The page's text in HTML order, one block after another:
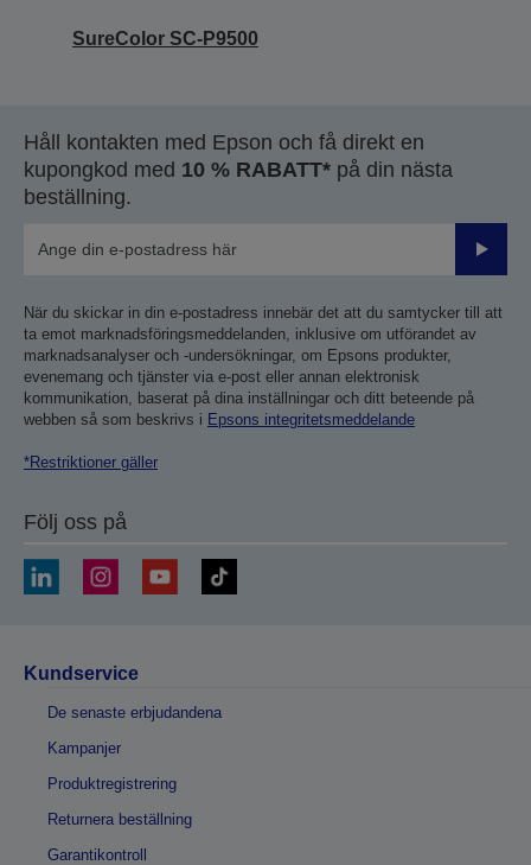
SureColor SC-P9500
Håll kontakten med Epson och få direkt en
kupongkod med 10 % RABATT* på din nästa
beställning.
Skicka
När du skickar in din e-postadress innebär det att du samtycker till att
ta emot marknadsföringsmeddelanden, inklusive om utförandet av
marknadsanalyser och -undersökningar, om Epsons produkter,
evenemang och tjänster via e-post eller annan elektronisk
kommunikation, baserat på dina inställningar och ditt beteende på
webben så som beskrivs i Epsons integritetsmeddelande
*Restriktioner gäller
Följ oss på
Kundservice
De senaste erbjudandena
Kampanjer
Produktregistrering
Returnera beställning
Garantikontroll